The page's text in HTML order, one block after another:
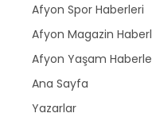
Afyon Spor Haberleri
Afyon Magazin
Afyon Yaşam
Ana Sayfa
Yazarlar